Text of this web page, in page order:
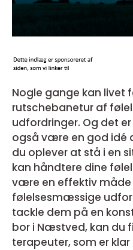
Nogle gange kan livet
rutschebanetur af
udfordringer. Og det
også være en god idé
du oplever at stå i en
kan håndtere dine
være en effektiv
følelsesmæssige
tackle dem på en
bor i Næstved, kan du
terapeuter, som er